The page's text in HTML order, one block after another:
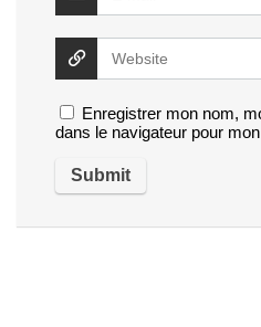
Enregistrer mon nom,
dans le navigateur pour